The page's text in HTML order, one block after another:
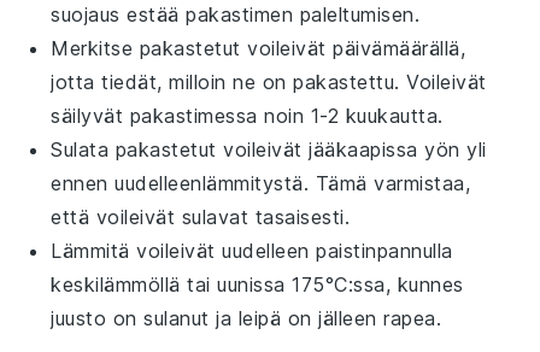
suojaus estääpakastimen paleltumisen.
Merkitse pakastetut voileivät päivämäärällä,
jotta tiedät, milloin ne on pakastettu.Voileivät
säilyvät pakastimessa noin 1-2 kuukautta.
Sulata pakastetut voileivät jääkaapissa yön yli
ennen uudelleenlämmitystä. Tämä varmistaa,
että voileivät sulavat tasaisesti.
Lämmitävoileivät uudelleenpaistinpannulla
keskilämmöllä taiuunissa 175°C:ssa, kunnes
juusto on sulanut ja leipä on jälleen rapea.